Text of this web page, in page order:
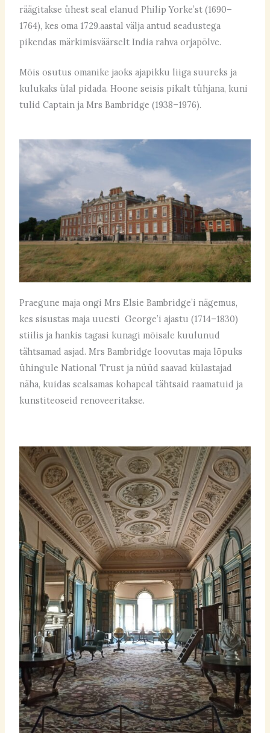
räägitakse ühest seal elanud Philip Yorke’st (1690–
1764), kes oma 1729.aastal välja antud seadustega
pikendas märkimisväärselt India rahva orjapõlve.
Mõis osutus omanike jaoks ajapikku liiga suureks ja
kulukaks ülal pidada. Hoone seisis pikalt tühjana, kuni
tulid Captain ja Mrs Bambridge (1938–1976).
Praegune maja ongi Mrs Elsie Bambridge’i nägemus,
kes sisustas maja uuesti George’i ajastu (1714–1830)
stiilis ja hankis tagasi kunagi mõisale kuulunud
tähtsamad asjad. Mrs Bambridge loovutas maja lõpuks
ühingule National Trust ja nüüd saavad külastajad
näha, kuidas sealsamas kohapeal tähtsaid raamatuid ja
kunstiteoseid renoveeritakse.